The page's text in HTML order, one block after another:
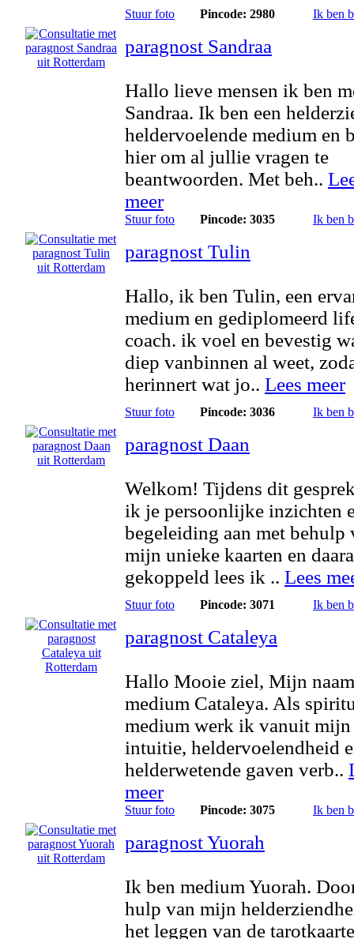
Stuur foto Pincode: 2980 Ik ben
paragnost Sandraa
Hallo lieve mensen ik ben
Sandraa. Ik ben een
heldervoelende medium en
hier om al jullie vragen te
beantwoorden. Met beh..
meer
Stuur foto Pincode: 3035 Ik ben
paragnost Tulin
Hallo, ik ben Tulin, een
medium en gediplomeerd
coach. ik voel en bevestig
diep vanbinnen al weet,
herinnert wat jo.. Lees meer
Stuur foto Pincode: 3036 Ik ben
paragnost Daan
Welkom! Tijdens dit
ik je persoonlijke inzichten
begeleiding aan met behulp
mijn unieke kaarten en
gekoppeld lees ik .. Lees
Stuur foto Pincode: 3071 Ik ben
paragnost Cataleya
Hallo Mooie ziel, Mijn
medium Cataleya. Als
medium werk ik vanuit mijn
intuitie, heldervoelendheid
helderwetende gaven verb..
meer
Stuur foto Pincode: 3075 Ik ben
paragnost Yuorah
Ik ben medium Yuorah.
hulp van mijn
het leggen van de